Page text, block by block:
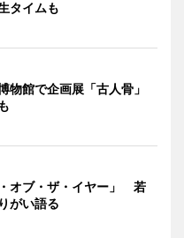
タイムも
物館で企画展「古人骨」
オブ・ザ・イヤー」 若
がい語る